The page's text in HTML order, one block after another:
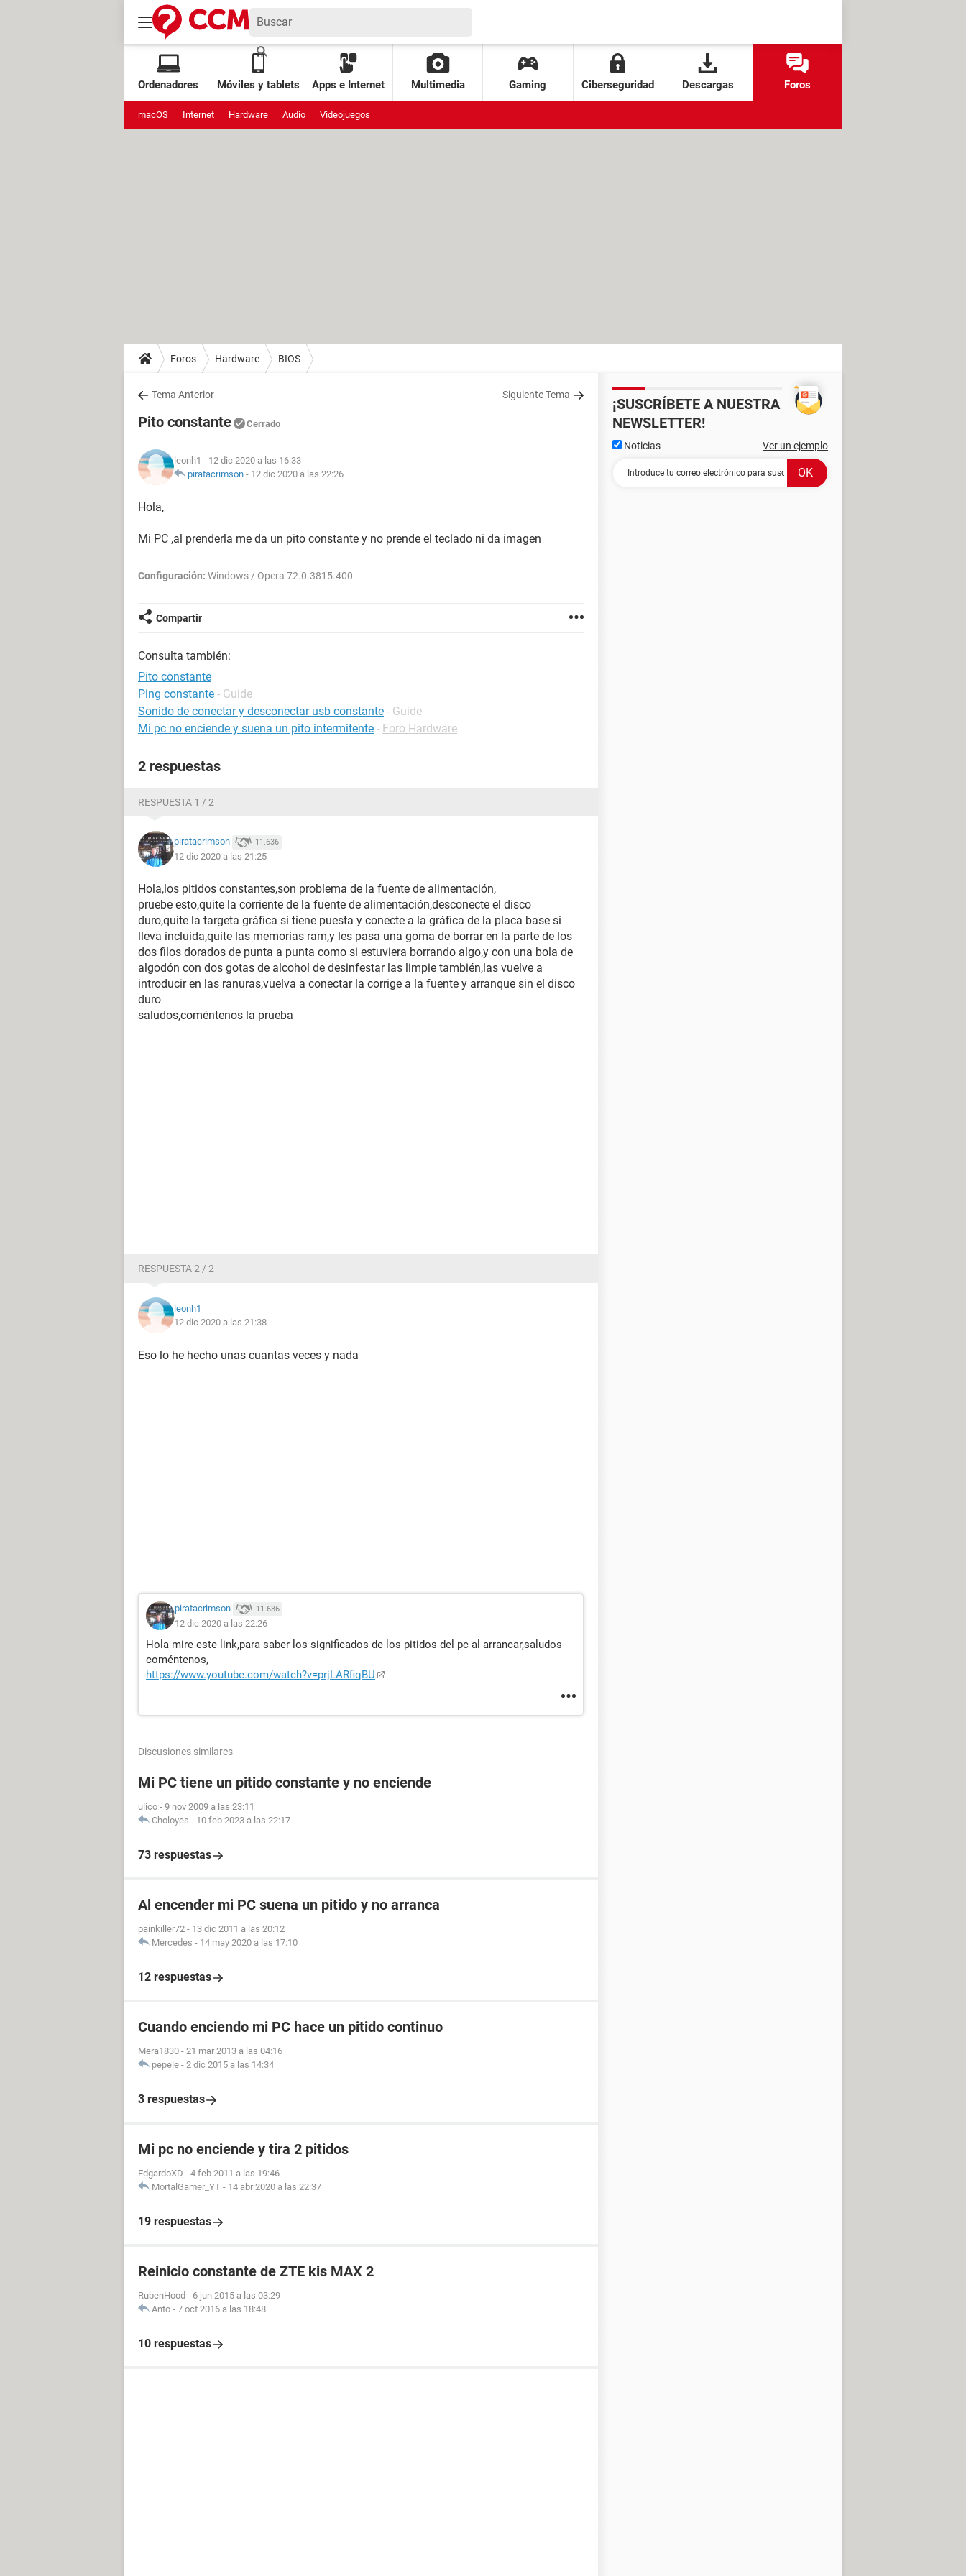
Ordenadores Móviles y tablets Apps e Internet Multimedia Gaming Ciberseguridad Descargas Foros
macOS Internet Hardware Audio Videojuegos
Foros Hardware BIOS
Tema Anterior Siguiente Tema
Pito constante Cerrado
leonh1 - 12 dic 2020 a las 16:33
piratacrimson - 12 dic 2020 a las 22:26
Hola,
Mi PC ,al prenderla me da un pito constante y no prende el teclado ni da imagen
Configuración: Windows / Opera 72.0.3815.400
Compartir
Consulta también:
Pito constante
Ping constante - Guide
Sonido de conectar y desconectar usb constante - Guide
Mi pc no enciende y suena un pito intermitente - Foro Hardware
2 respuestas
RESPUESTA 1 / 2
piratacrimson 11.636
12 dic 2020 a las 21:25
Hola,los pitidos constantes,son problema de la fuente de alimentación,
pruebe esto,quite la corriente de la fuente de alimentación,desconecte el disco
duro,quite la targeta gráfica si tiene puesta y conecte a la gráfica de la placa base si
lleva incluida,quite las memorias ram,y les pasa una goma de borrar en la parte de los
dos filos dorados de punta a punta como si estuviera borrando algo,y con una bola de
algodón con dos gotas de alcohol de desinfestar las limpie también,las vuelve a
introducir en las ranuras,vuelva a conectar la corrige a la fuente y arranque sin el disco
duro
saludos,coméntenos la prueba
RESPUESTA 2 / 2
leonh1
12 dic 2020 a las 21:38
Eso lo he hecho unas cuantas veces y nada
piratacrimson 11.636
12 dic 2020 a las 22:26
Hola mire este link,para saber los significados de los pitidos del pc al arrancar,saludos
coméntenos,
https://www.youtube.com/watch?v=prjLARfiqBU
Discusiones similares
Mi PC tiene un pitido constante y no enciende
ulico - 9 nov 2009 a las 23:11
Choloyes - 10 feb 2023 a las 22:17
73 respuestas
Al encender mi PC suena un pitido y no arranca
painkiller72 - 13 dic 2011 a las 20:12
Mercedes - 14 may 2020 a las 17:10
12 respuestas
Cuando enciendo mi PC hace un pitido continuo
Mera1830 - 21 mar 2013 a las 04:16
pepele - 2 dic 2015 a las 14:34
3 respuestas
Mi pc no enciende y tira 2 pitidos
EdgardoXD - 4 feb 2011 a las 19:46
MortalGamer_YT - 14 abr 2020 a las 22:37
19 respuestas
Reinicio constante de ZTE kis MAX 2
RubenHood - 6 jun 2015 a las 03:29
Anto - 7 oct 2016 a las 18:48
10 respuestas
¡SUSCRÍBETE A NUESTRA
NEWSLETTER!
Noticias Ver un ejemplo